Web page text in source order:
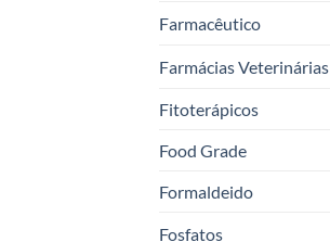
Farmacêutico
Farmácias Veterinárias
Fitoterápicos
Food Grade
Formaldeido
Fosfatos